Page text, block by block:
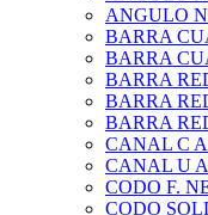
ANGULO
BARRA
BARRA
BARRA
BARRA
BARRA
CANAL C
CANAL U
CODO F.
CODO